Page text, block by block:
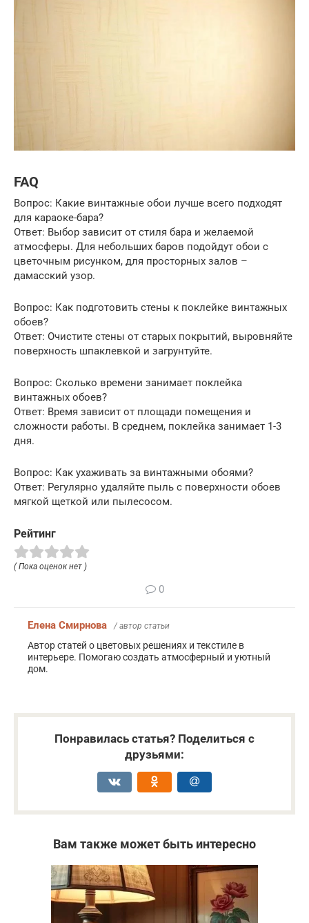
FAQ
Вопрос: Какие винтажные обои лучше всего подходят
для караоке-бара?
Ответ: Выбор зависит от стиля бара и желаемой
атмосферы. Для небольших баров подойдут обои с
цветочным рисунком, для просторных залов –
дамасский узор.
Вопрос: Как подготовить стены к поклейке винтажных
обоев?
Ответ: Очистите стены от старых покрытий, выровняйте
поверхность шпаклевкой и загрунтуйте.
Вопрос: Сколько времени занимает поклейка
винтажных обоев?
Ответ: Время зависит от площади помещения и
сложности работы. В среднем, поклейка занимает 1-3
дня.
Вопрос: Как ухаживать за винтажными обоями?
Ответ: Регулярно удаляйте пыль с поверхности обоев
мягкой щеткой или пылесосом.
Рейтинг
( Пока оценок нет )
0
Елена Смирнова / автор статьи
Автор статей о цветовых решениях и текстиле в
интерьере. Помогаю создать атмосферный и уютный
дом.
Понравилась статья? Поделиться с
друзьями:
Вам также может быть интересно